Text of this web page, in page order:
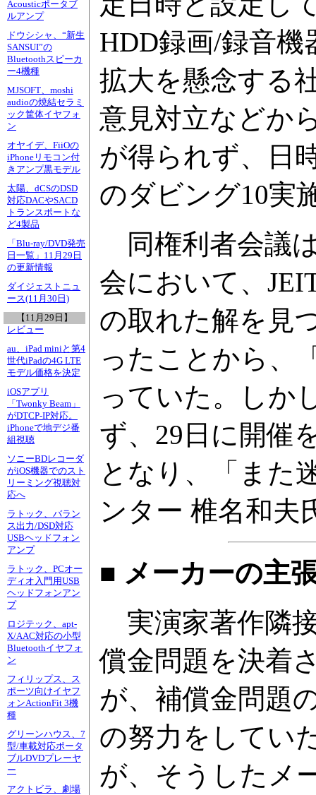
Acousticポータブ
ルアンプ
ドウシシャ、“新生
SANSUI”の
Bluetoothスピーカ
ー4機種
MJSOFT、moshi
audioの焼結セラミ
ック筐体イヤフォ
ン
オヤイデ、FiiOの
iPhoneリモコン付
きアンプ黒モデル
太陽、dCSのDSD
対応DACやSACD
トランスポートな
ど4製品
「Blu-ray/DVD発売
日一覧」11月29日
の更新情報
ダイジェストニュ
ース(11月30日)
【11月29日】
レビュー
au、iPad miniと第4
世代iPadの4G LTE
モデル価格を決定
iOSアプリ
「Twonky Beam」
がDTCP-IP対応。
iPhoneで地デジ番
組視聴
ソニーBDレコーダ
がiOS機器でのスト
リーミング視聴対
応へ
ラトック、バラン
ス出力/DSD対応
USBヘッドフォン
アンプ
ラトック、PCオー
ディオ入門用USB
ヘッドフォンアン
プ
ロジテック、apt-
X/AAC対応の小型
Bluetoothイヤフォ
ン
フィリップス、ス
ポーツ向けイヤフ
ォンActionFit 3機
種
グリーンハウス、7
型/車載対応ポータ
ブルDVDプレーヤ
ー
アクトビラ、劇場
HDD録画/録音
拡大を懸念する
意見対立などか
が得られず、日
のダビング10実
同権利者会議
会において、
の取れた解を見
ったことから、
っていた。しか
ず、29日に開催
となり、「また
ンター 椎名和夫
■ メーカーの主
実演家著作隣
償金問題を決着
が、補償金問題
の努力をしてい
が、そうしたメ